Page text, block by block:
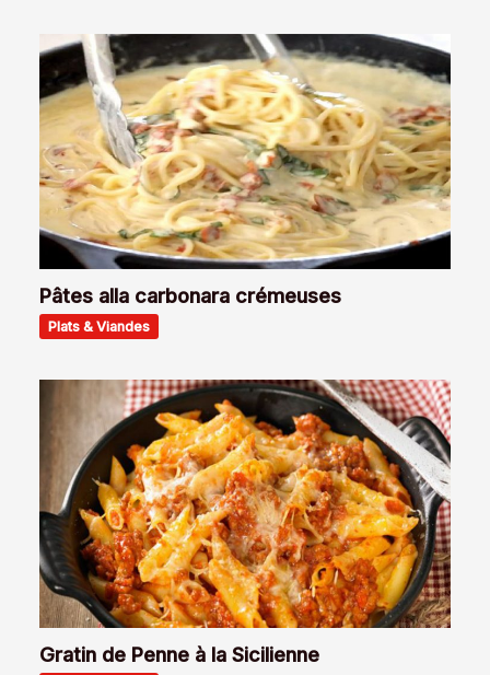
Pâtes alla carbonara crémeuses
Plats & Viandes
Gratin de Penne à la Sicilienne